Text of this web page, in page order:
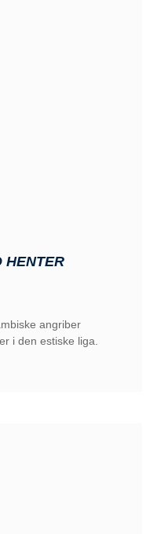
HENTER
angriber
i den estiske liga.